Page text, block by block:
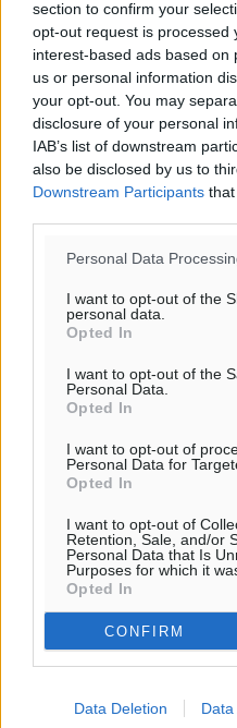
section to confirm your
opt-out request is processed
interest-based ads based on
us or personal information
your opt-out. You may
disclosure of your personal
IAB’s list of downstream
also be disclosed by us to
Downstream Participants
Personal Data
I want to opt-out of the
personal data.
Opted In
I want to opt-out of the
Personal Data.
Opted In
I want to opt-out of
Personal Data for
Opted In
I want to opt-out of
Retention, Sale, and/or
Personal Data that Is
Purposes for which it
Opted In
CONFIRM
Data Deletion Data
Για την μερική
ιστοσελίδες είναι
παρεχόμενου συνδέσμου
της Δημοκρατικής.
αίθριος καιρός
°
πρόγνωση:
°
29°